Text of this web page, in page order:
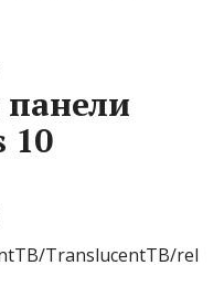
10
TranslucentTB/rel